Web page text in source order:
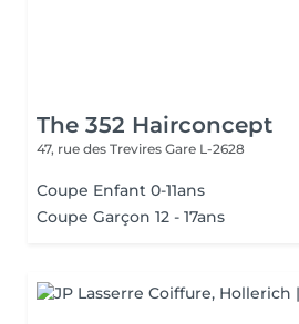
The 352 Hairconcept
47, rue des Trevires Gare L-2628
Coupe Enfant 0-11ans
Coupe Garçon 12 - 17ans